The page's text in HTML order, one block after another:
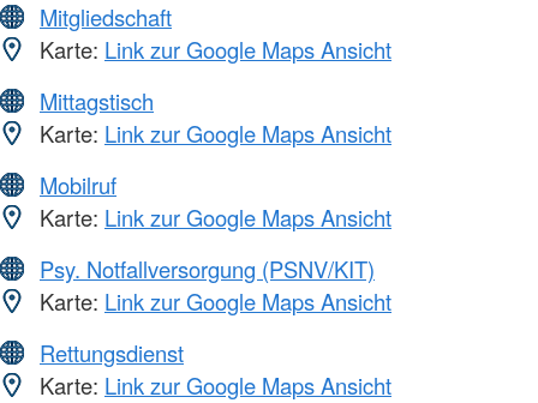
Mitgliedschaft
Karte: Link zur Google Maps Ansicht
Mittagstisch
Karte: Link zur Google Maps Ansicht
Mobilruf
Karte: Link zur Google Maps Ansicht
Psy. Notfallversorgung (PSNV/KIT)
Karte: Link zur Google Maps Ansicht
Rettungsdienst
Karte: Link zur Google Maps Ansicht